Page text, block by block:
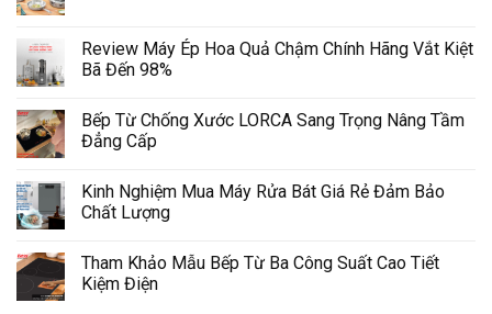
Review Máy Ép Hoa Quả Chậm Chính Hãng Vắt Kiệt
Bã Đến 98%
Bếp Từ Chống Xước LORCA Sang Trọng Nâng Tầm
Đẳng Cấp
Kinh Nghiệm Mua Máy Rửa Bát Giá Rẻ Đảm Bảo
Chất Lượng
Tham Khảo Mẫu Bếp Từ Ba Công Suất Cao Tiết
Kiệm Điện